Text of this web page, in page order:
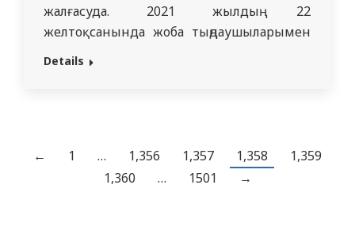
жалғасуда. 2021 жылдың 22
желтоқсанында жоба тыңдаушыларымен
кезекті кездесулер өткізілді.
жаралар» тақырыбы бойынша ақпаратты
ұсынды. Тақырып егде жастағы
Details
← 1 … 1,356 1,357 1,358
1,359
1,360
… 1501 →